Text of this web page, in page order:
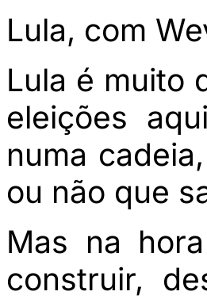
Lula, com
Lula é muito
eleições
numa
ou não que
Mas na
construir,